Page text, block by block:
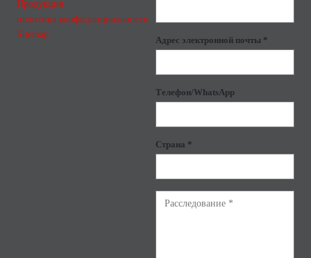
Продукция
политика конфиденциальности
Sitemap
Адрес электронной почты *
Телефон/WhatsApp
Страна *